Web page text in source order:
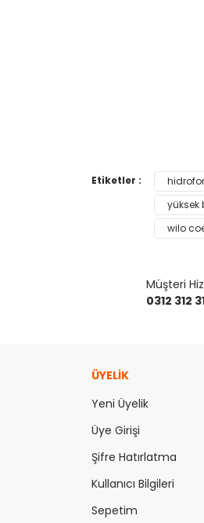
Bu ürünün fiyat
Görüş ve
Ürün resmi
Ürün fiyatı
Etiketler :
yüksek
wilo
Müşteri
0312 312
ÜYELİK
Yeni Üyelik
Üye Girişi
Şifre Hatırlatma
Kullanıcı Bilgileri
Sepetim